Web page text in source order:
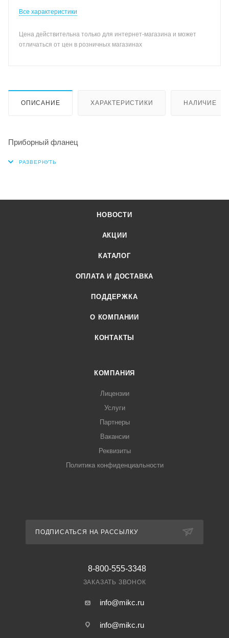
Все характеристики
Цена действительна только для интернет-магазина и может
отличаться от цен в розничных магазинах
ОПИСАНИЕ ХАРАКТЕРИСТИКИ НАЛИЧИЕ
Приборный фланец
НОВОСТИ
АКЦИИ
КАТАЛОГ
ОПЛАТА И ДОСТАВКА
ПОДДЕРЖКА
О КОМПАНИИ
КОНТАКТЫ
КОМПАНИЯ
Лицензии
Услуги
Партнеры
Вакансии
Реквизиты
Политика конфиденциальности
ПОДПИСАТЬСЯ НА РАССЫЛКУ
8-800-555-3348
ЗАКАЗАТЬ ЗВОНОК
info@mikc.ru
info@mikc.ru